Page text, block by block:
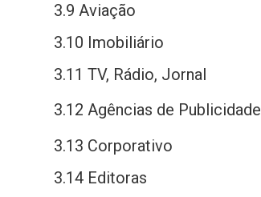
3.9 Aviação
3.10 Imobiliário
3.11 TV, Rádio, Jornal
3.12 Agências de Publicidade
3.13 Corporativo
3.14 Editoras